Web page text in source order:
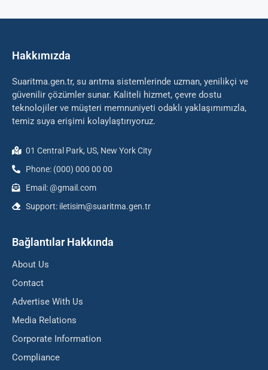
Hakkımızda
Suaritma.gen.tr, su arıtma sistemlerinde uzman, yenilikçi ve
güvenilir çözümler sunar. Kaliteli hizmet, çevre dostu
teknolojiler ve müşteri memnuniyeti odaklı yaklaşımımızla,
temiz suya erişimi kolaylaştırıyoruz.
01 Central Park, US, New York City
Phone: (000) 000 00 00
Email: @gmail.com
Support: iletisim@suaritma.gen.tr
Bağlantılar Hakkında
About Us
Contact
Advertise With Us
Media Relations
Corporate Information
Compliance